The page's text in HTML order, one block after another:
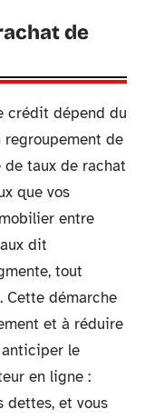
de
crédit dépend du
regroupement de
taux de rachat
que vos
entre
dit
tout
Cette démarche
et à réduire
anticiper le
en ligne :
dettes, et vous